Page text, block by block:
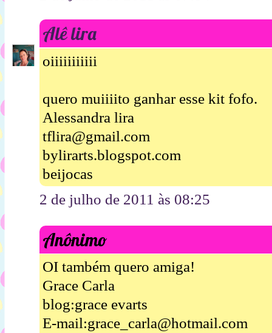
Alê lira
oiiiiiiiiiii
quero muiiiito ganhar esse kit fofo.
Alessandra lira
tflira@gmail.com
bylirarts.blogspot.com
beijocas
2 de julho de 2011 às 08:25
Anônimo
OI também quero amiga!
Grace Carla
blog:grace evarts
E-mail:grace_carla@hotmail.com